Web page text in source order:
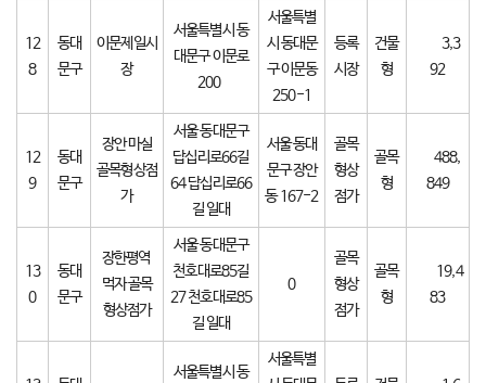
12
8
동대
문구
이문제일시
장
서울특별시 동
대문구 이문로
200
서울특별
시 동대문
구 이문동
250-1
등록
시장
건물
형
3,3
92
12
9
동대
문구
장안 마실
골목형상점
가
서울 동대문구
답십리로66길
64 답십리로66
길 일대
서울 동대
문구 장안
동 167-2
골목
형상
점가
골목
형
488,
849
13
0
동대
문구
장한평역
먹자 골목
형상점가
서울 동대문구
천호대로85길
27 천호대로85
길 일대
0
골목
형상
점가
골목
형
19,4
83
서울특별시 동
서울특별